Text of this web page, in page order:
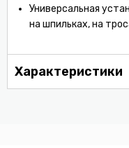
Универсальная
на шпильках, на
Характеристики